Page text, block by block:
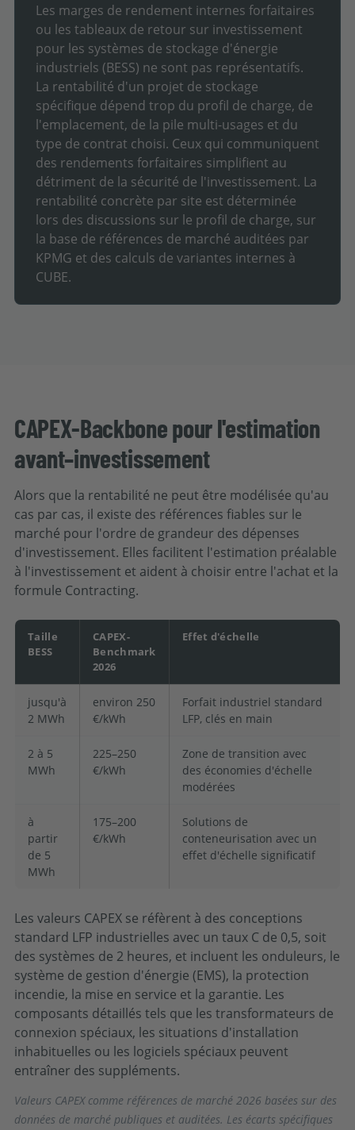
Les marges de rendement internes forfaitaires
ou les tableaux de retour sur investissement
pour les systèmes de stockage d'énergie
industriels (BESS) ne sont pas représentatifs.
La rentabilité d'un projet de stockage
spécifique dépend trop du profil de charge, de
l'emplacement, de la pile multi-usages et du
type de contrat choisi. Ceux qui communiquent
des rendements forfaitaires simplifient au
détriment de la sécurité de l'investissement. La
rentabilité concrète par site est déterminée
lors des discussions sur le profil de charge, sur
la base de références de marché auditées par
KPMG et des calculs de variantes internes à
CUBE.
CAPEX-Backbone pour l'estimation
avant–investissement
Alors que la rentabilité ne peut être modélisée qu'au
cas par cas, il existe des références fiables sur le
marché pour l'ordre de grandeur des dépenses
d'investissement. Elles facilitent l'estimation préalable
à l'investissement et aident à choisir entre l'achat et la
formule Contracting.
Taille
BESS
CAPEX-
Benchmark
2026
Effet d'échelle
jusqu'à
2 MWh
environ 250
€/kWh
Forfait industriel standard
LFP, clés en main
2 à 5
MWh
225–250
€/kWh
Zone de transition avec
des économies d'échelle
modérées
à
partir
de 5
MWh
175–200
€/kWh
Solutions de
conteneurisation avec un
effet d'échelle significatif
Les valeurs CAPEX se réfèrent à des conceptions
standard LFP industrielles avec un taux C de 0,5, soit
des systèmes de 2 heures, et incluent les onduleurs, le
système de gestion d'énergie (EMS), la protection
incendie, la mise en service et la garantie. Les
composants détaillés tels que les transformateurs de
connexion spéciaux, les situations d'installation
inhabituelles ou les logiciels spéciaux peuvent
entraîner des suppléments.
Valeurs CAPEX comme références de marché 2026 basées sur des
données de marché publiques et auditées. Les écarts spécifiques